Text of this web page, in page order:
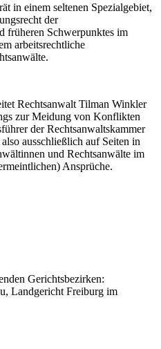
in einem seltenen Spezialgebiet,
der
früheren Schwerpunktes im
arbeitsrechtliche
Rechtsanwalt Tilman Winkler
zur Meidung von Konflikten
der Rechtsanwaltskammer
ausschließlich auf Seiten in
und Rechtsanwälte im
Ansprüche.
Gerichtsbezirken:
Landgericht Freiburg im